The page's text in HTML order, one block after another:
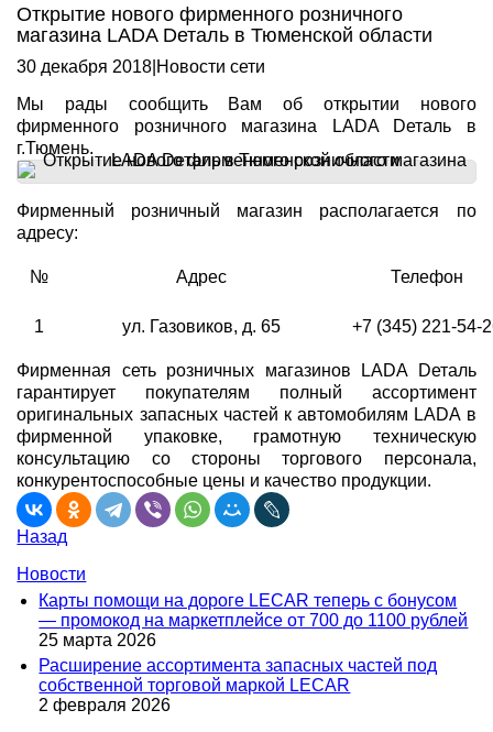
Открытие нового фирменного розничного
магазина LADA Dеталь в Тюменской области
30 декабря 2018 Новости сети
Мы рады сообщить Вам об открытии нового
фирменного розничного магазина LADA Dеталь в
г.Тюмень.
Фирменный розничный магазин располагается по
адресу:
№ Адрес Телефон
1 ул. Газовиков, д. 65 +7 (345) 221-54-
Фирменная сеть розничных магазинов LADA Dеталь
гарантирует покупателям полный ассортимент
оригинальных запасных частей к автомобилям LADA в
фирменной упаковке, грамотную техническую
консультацию со стороны торгового персонала,
конкурентоспособные цены и качество продукции.
Назад
Новости
Карты помощи на дороге LECAR теперь с бонусом
— промокод на маркетплейсе от 700 до 1100 рублей
25 марта 2026
Расширение ассортимента запасных частей под
собственной торговой маркой LECAR
2 февраля 2026